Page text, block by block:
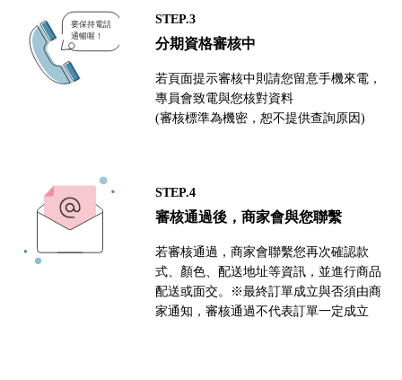
STEP.3
分期資格審核中
若頁面提示審核中則請您留意手機來電，
專員會致電與您核對資料
(審核標準為機密，恕不提供查詢原因)
STEP.4
審核通過後，商家會與您聯繫
若審核通過，商家會聯繫您再次確認款
式、顏色、配送地址等資訊，並進行商品
配送或面交。※最終訂單成立與否須由商
家通知，審核通過不代表訂單一定成立